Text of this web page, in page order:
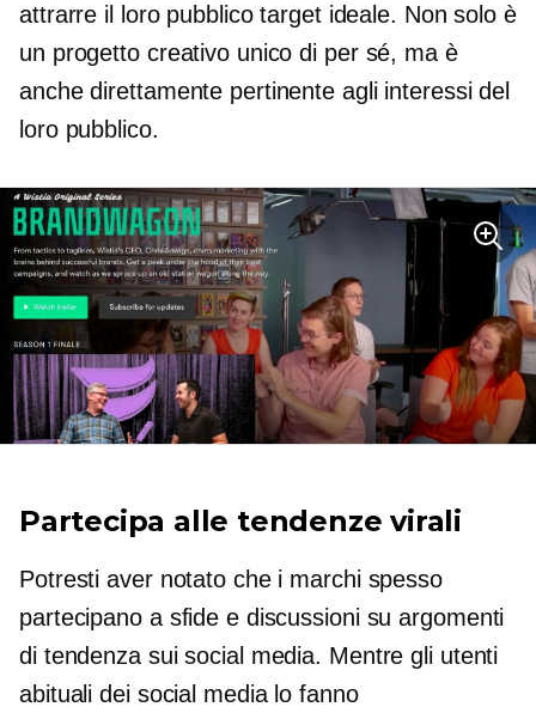
attrarre il loro pubblico target ideale. Non solo è
un progetto creativo unico di per sé, ma è
anche direttamente pertinente agli interessi del
loro pubblico.
Partecipa alle tendenze virali
Potresti aver notato che i marchi spesso
partecipano a sfide e discussioni su argomenti
di tendenza sui social media. Mentre gli utenti
abituali dei social media lo fanno